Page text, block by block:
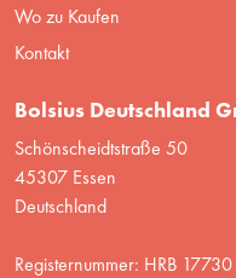
Wo zu Kaufen
Kontakt
Bolsius Deutschland
Schönscheidtstraße 50
45307 Essen
Deutschland
Registernummer: HRB 17730